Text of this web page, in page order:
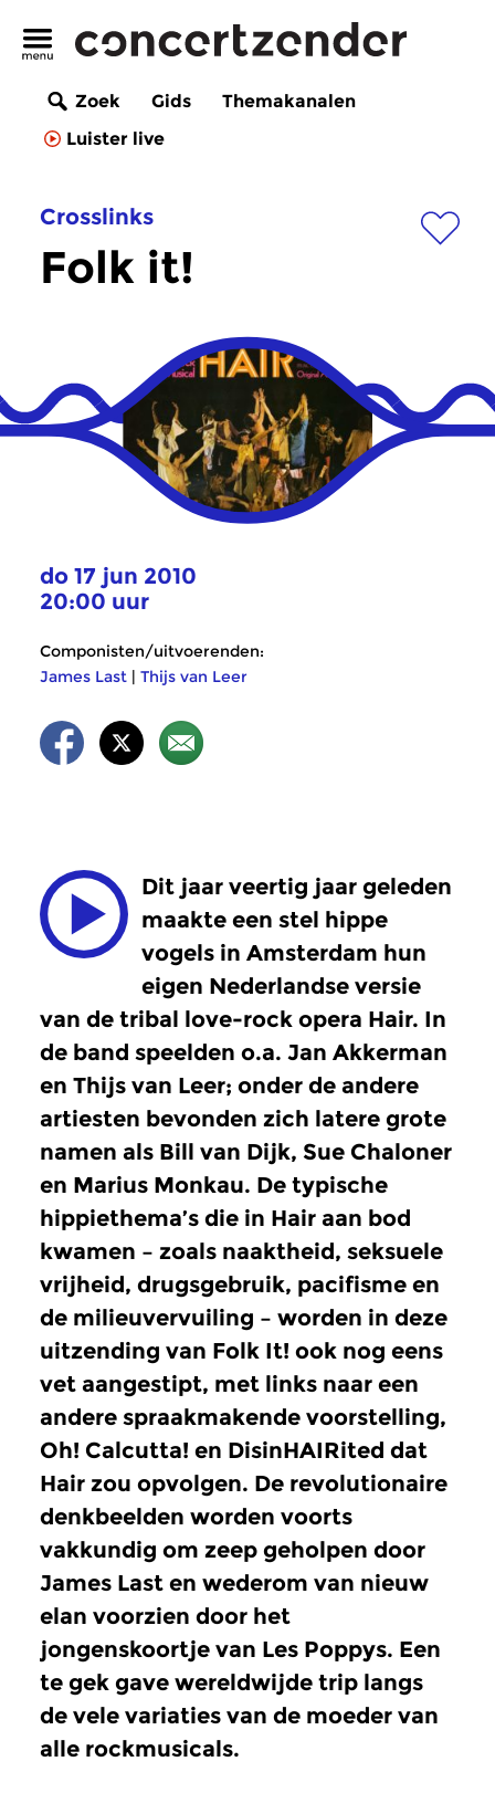
Zoek Gids
Themakanalen
Luister live
Crosslinks
Folk it!
do 17 jun 2010
20:00 uur
Componisten/uitvoerenden:
James Last | Thijs van Leer
Dit jaar veertig jaar geleden
maakte een stel hippe
vogels in Amsterdam hun
eigen Nederlandse versie
van de tribal love-rock opera Hair. In
de band speelden o.a. Jan Akkerman
en Thijs van Leer; onder de andere
artiesten bevonden zich latere grote
namen als Bill van Dijk, Sue Chaloner
en Marius Monkau. De typische
hippiethema’s die in Hair aan bod
kwamen – zoals naaktheid, seksuele
vrijheid, drugsgebruik, pacifisme en
de milieuvervuiling – worden in deze
uitzending van Folk It! ook nog eens
vet aangestipt, met links naar een
andere spraakmakende voorstelling,
Oh! Calcutta! en DisinHAIRited dat
Hair zou opvolgen. De revolutionaire
denkbeelden worden voorts
vakkundig om zeep geholpen door
James Last en wederom van nieuw
elan voorzien door het
jongenskoortje van Les Poppys. Een
te gek gave wereldwijde trip langs
de vele variaties van de moeder van
alle rockmusicals.